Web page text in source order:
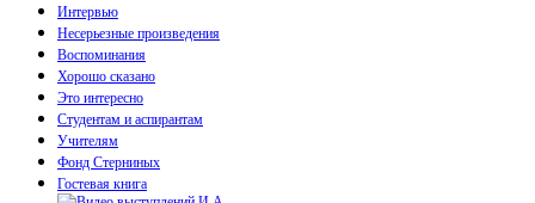
Интервью
Несерьезные произведения
Воспоминания
Хорошо сказано
Это интересно
Студентам и аспирантам
Учителям
Фонд Стерниных
Гостевая книга